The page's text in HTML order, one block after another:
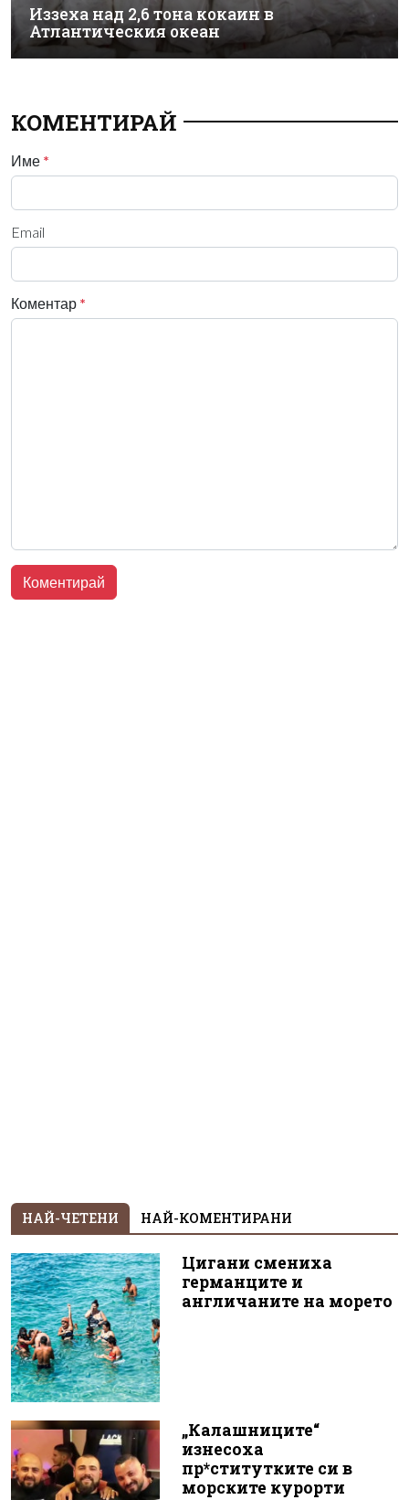
Иззеха над 2,6 тона кокаин в
Атлантическия океан
КОМЕНТИРАЙ
Име *
Email
Коментар *
НАЙ-ЧЕТЕНИ НАЙ-КОМЕНТИРАНИ
Цигани смениха
германците и
англичаните на морето
„Калашниците“
изнесоха
пр*ститутките си в
морските курорти